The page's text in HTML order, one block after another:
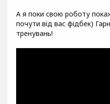
А я поки свою роботу
почути від вас фідбек)
тренувань!